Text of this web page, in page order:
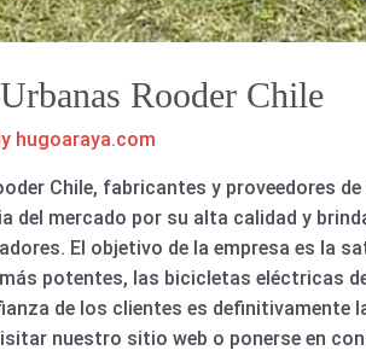
Rooder Chile
hugoaraya.com
Chile, fabricantes y proveedores
del mercado por su alta calidad y
El objetivo de la empresa es
potentes, las bicicletas eléctricas
de los clientes es definitivamente
nuestro sitio web o ponerse en